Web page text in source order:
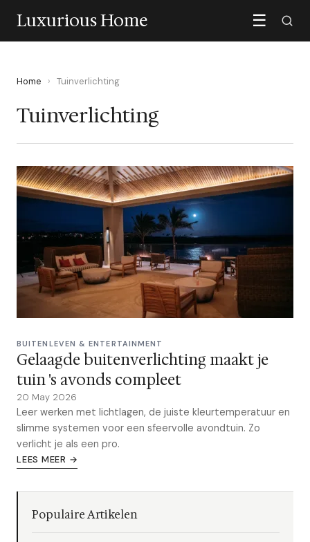
Luxurious Home ☰
Home › Tuinverlichting
Tuinverlichting
BUITENLEVEN & ENTERTAINMENT
Gelaagde buitenverlichting maakt je
tuin 's avonds compleet
20 May 2026
Leer werken met lichtlagen, de juiste kleurtemperatuur en
slimme systemen voor een sfeervolle avondtuin. Zo
verlicht je als een pro.
LEES MEER →
Populaire Artikelen